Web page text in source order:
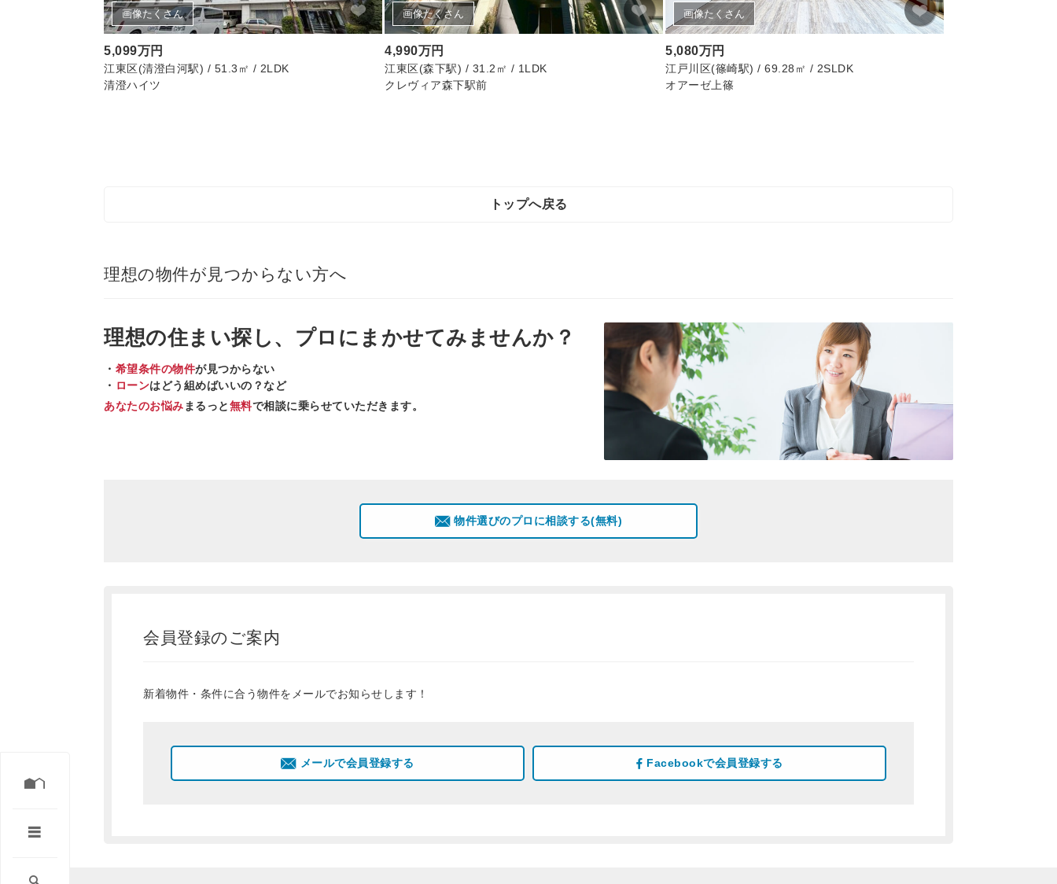
画像たくさん
5,099万円
江東区(清澄白河駅) / 51.3㎡ / 2LDK
清澄ハイツ
画像たくさん
4,990万円
江東区(森下駅) / 31.2㎡ / 1LDK
クレヴィア森下駅前
画像たくさん
5,080万円
江戸川区(篠崎駅) / 69.28㎡ / 2SLDK
オアーゼ上篠
トップへ戻る
理想の物件が見つからない方へ
理想の住まい探し、 プロ にまかせてみませんか？
・ 希望条件の物件が見つからない
・ ローンはどう組めばいいの？など
あなたのお悩み まるっと無料で相談に乗らせていただきます。
物件選びのプロに相談する(無料)
会員登録のご案内
新着物件・条件に合う物件をメールでお知らせします！
メールで会員登録する Facebookで会員登録する